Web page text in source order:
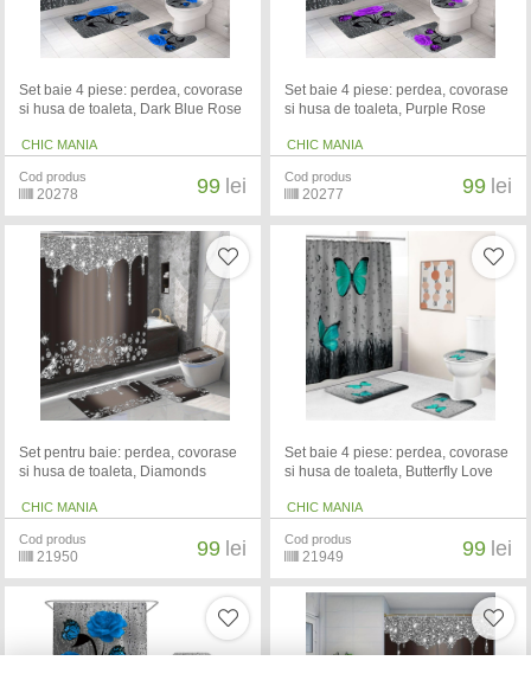
Set baie 4 piese: perdea, covorase
si husa de toaleta, Dark Blue Rose
CHIC MANIA
Cod produs
20278 99 lei
Set baie 4 piese: perdea, covorase
si husa de toaleta, Purple Rose
CHIC MANIA
Cod produs
20277 99 lei
Set pentru baie: perdea, covorase
si husa de toaleta, Diamonds
CHIC MANIA
Cod produs
21950 99 lei
Set baie 4 piese: perdea, covorase
si husa de toaleta, Butterfly Love
CHIC MANIA
Cod produs
21949 99 lei